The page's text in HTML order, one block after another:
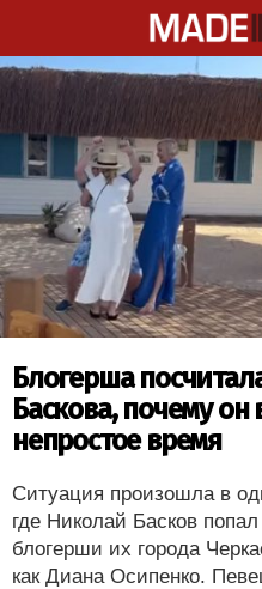
Блогерша
Баскова, почему он
непростое время
Ситуация произошла в
где Николай Басков
блогерши их города
как Диана Осипенко.